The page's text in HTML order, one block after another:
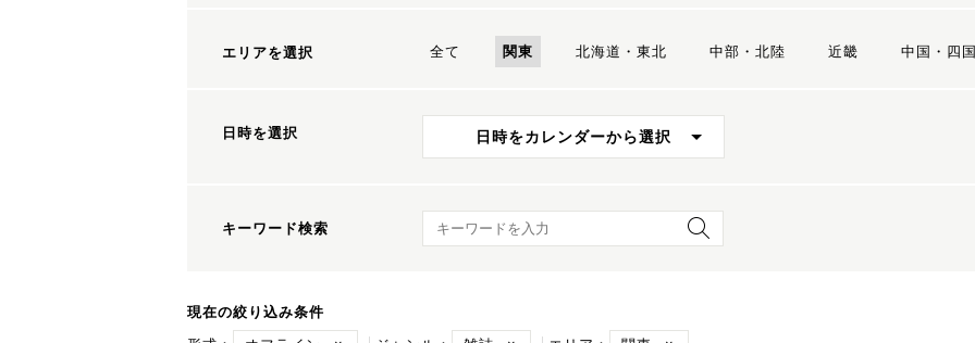
エリアを選択 全て 関東 北海道・東北 中部・北陸 近畿 中国・四国
日時を選択 日時をカレンダーから選択
キーワード検索 キーワード検索
現在の絞り込み条件